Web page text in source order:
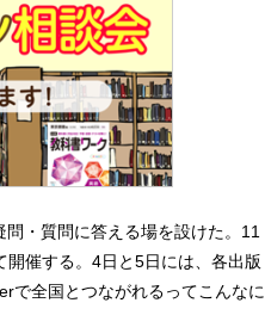
・質問に答える場を設けた。11
催する。4日と5日には、各出版
で全国とつながれるってこんなに